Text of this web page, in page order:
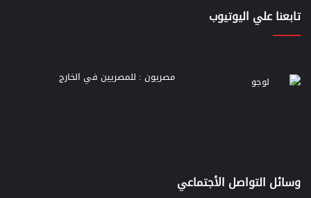
تابعنا علي اليوتيوب
مصريون : للمصريين في الخارج
وسائل التواصل الأجتماعي